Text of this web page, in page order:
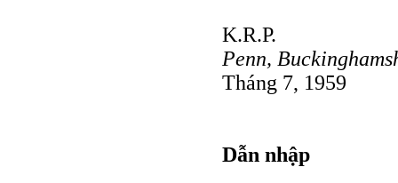
K.R.P.
Penn,
Tháng 7, 1959
Dẫn nhập